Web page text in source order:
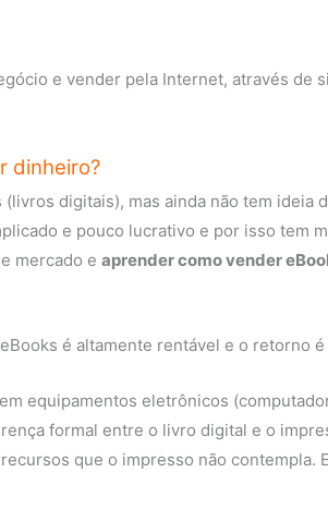
e vender pela Internet, através de
dinheiro?
digitais), mas ainda não tem ideia
e pouco lucrativo e por isso tem
mercado e aprender como vender
é altamente rentável e o retorno
equipamentos eletrônicos
formal entre o livro digital e o
que o impresso não contempla.